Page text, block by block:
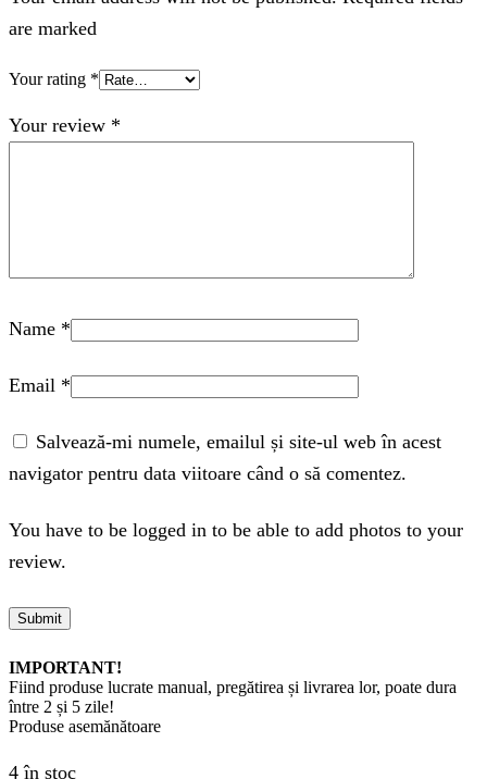
are marked
Your rating *
Your review *
Name *
Email *
Salvează-mi numele, emailul și site-ul web în acest
navigator pentru data viitoare când o să comentez.
You have to be logged in to be able to add photos to your
review.
IMPORTANT!
Fiind produse lucrate manual, pregătirea și livrarea lor, poate dura
între 2 și 5 zile!
Produse asemănătoare
4 în stoc